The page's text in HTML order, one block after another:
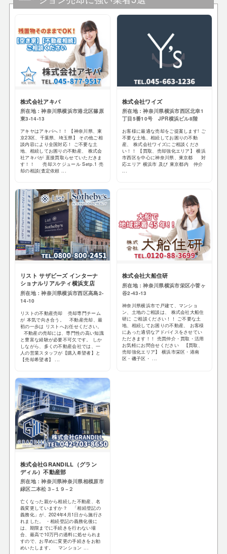
株式会社アキバ
所在地：神奈川県横浜市港北区篠原
東3-14-13
アキヤはアキバへ！！ 【神奈川県、東
京23区、千葉県、埼玉県】 その他ご相
談内容により全国対応！ ご不要な土
地、相続してお困りの不動産、 株式会
社アキバが 直接買取らせていただきま
す！！ 売却スケジュール Setp.1 売
却の相談(査定依頼 ...
株式会社ワイズ
所在地：神奈川県横浜市西区北幸1
丁目5番10号 JPR横浜ビル8階
お客様に最適な売却をご提案します! ご
不要な土地、相続してお困りの不動
産、 株式会社ワイズにご相談くださ
い！！ 【買取、売却強化エリア】 横浜
市西区を中心に神奈川県、東京都 対
応エリア 横浜市 及び 東京都内 仲介
...
リスト サザビーズ インターナ
ショナルリアルティ横浜支店
所在地：神奈川県横浜市西区高島2-
14-10
リストの不動産売却 売却専門チーム
が 本気で向き合う。 不動産売却、最
初の一歩は リストへお任せください。
不動産の売却には、専門性の高い知識
と豊富な経験が必要不可欠です。 しか
しながら、多くの不動産会社では、一
人の営業スタッフが【購入希望者】と
【売却希望者】 ...
株式会社大船住研
所在地：神奈川県横浜市栄区小菅ヶ
谷2-43-13
神奈川県横浜市で戸建て、マンショ
ン、土地のご相談は、 株式会社大船住
研に ご相談ください！！ ご不要な土
地、相続してお困りの不動産、 お客様
にあった適切なアドバイスをさせてい
ただきます！！ 売買仲介・買取・活用
お気軽にお問合せください 【買取、
売却強化エリア】 横浜市栄区・港南
区・磯子区・ ...
株式会社GRANDILL（グラン
ディル）不動産部
所在地：神奈川県神奈川県相模原市
緑区二本松３−１９−２
亡くなった親から相続した不動産、名
義変更していますか？ 「相続登記の
義務化」が、2024年4月1日から施行さ
れました。 ・相続登記の義務化後に
は、期限までに手続きを行わない場
合、最高で10万円の過料に処せられま
すので、お早めに変更の手続きをお勧
めいたします。 マンション ...